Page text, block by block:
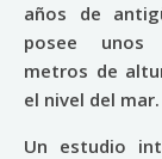
años de
posee
metros de
el nivel del mar.
Un estudio